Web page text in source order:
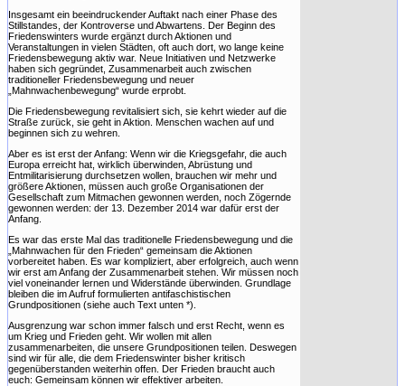
Insgesamt ein beeindruckender Auftakt nach einer Phase des
Stillstandes, der Kontroverse und Abwartens. Der Beginn des
Friedenswinters wurde ergänzt durch Aktionen und
Veranstaltungen in vielen Städten, oft auch dort, wo lange keine
Friedensbewegung aktiv war. Neue Initiativen und Netzwerke
haben sich gegründet, Zusammenarbeit auch zwischen
traditioneller Friedensbewegung und neuer
„Mahnwachenbewegung“ wurde erprobt.
Die Friedensbewegung revitalisiert sich, sie kehrt wieder auf die
Straße zurück, sie geht in Aktion. Menschen wachen auf und
beginnen sich zu wehren.
Aber es ist erst der Anfang: Wenn wir die Kriegsgefahr, die auch
Europa erreicht hat, wirklich überwinden, Abrüstung und
Entmilitarisierung durchsetzen wollen, brauchen wir mehr und
größere Aktionen, müssen auch große Organisationen der
Gesellschaft zum Mitmachen gewonnen werden, noch Zögernde
gewonnen werden: der 13. Dezember 2014 war dafür erst der
Anfang.
Es war das erste Mal das traditionelle Friedensbewegung und die
„Mahnwachen für den Frieden“ gemeinsam die Aktionen
vorbereitet haben. Es war kompliziert, aber erfolgreich, auch wenn
wir erst am Anfang der Zusammenarbeit stehen. Wir müssen noch
viel voneinander lernen und Widerstände überwinden. Grundlage
bleiben die im Aufruf formulierten antifaschistischen
Grundpositionen (siehe auch Text unten *).
Ausgrenzung war schon immer falsch und erst Recht, wenn es
um Krieg und Frieden geht. Wir wollen mit allen
zusammenarbeiten, die unsere Grundpositionen teilen. Deswegen
sind wir für alle, die dem Friedenswinter bisher kritisch
gegenüberstanden weiterhin offen. Der Frieden braucht auch
euch: Gemeinsam können wir effektiver arbeiten.